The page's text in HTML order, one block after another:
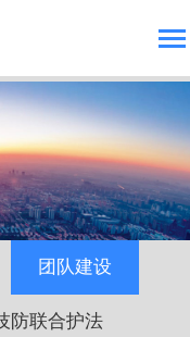
团队建设
防联合护法